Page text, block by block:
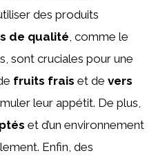
des produits
de qualité, comme le
sont cruciales pour une
fruits frais et de vers
leur appétit. De plus,
et d’un environnement
Enfin, des